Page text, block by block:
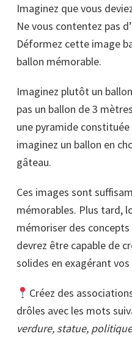
Imaginez que vous
Ne vous contentez pas
Déformez cette image
ballon mémorable.
Imaginez plutôt un
pas un ballon de 3
une pyramide
imaginez un ballon en
gâteau.
Ces images sont
mémorables. Plus tard,
mémoriser des
devrez être capable de
solides en exagérant
Créez des
drôles avec les mots
verdure, statue,